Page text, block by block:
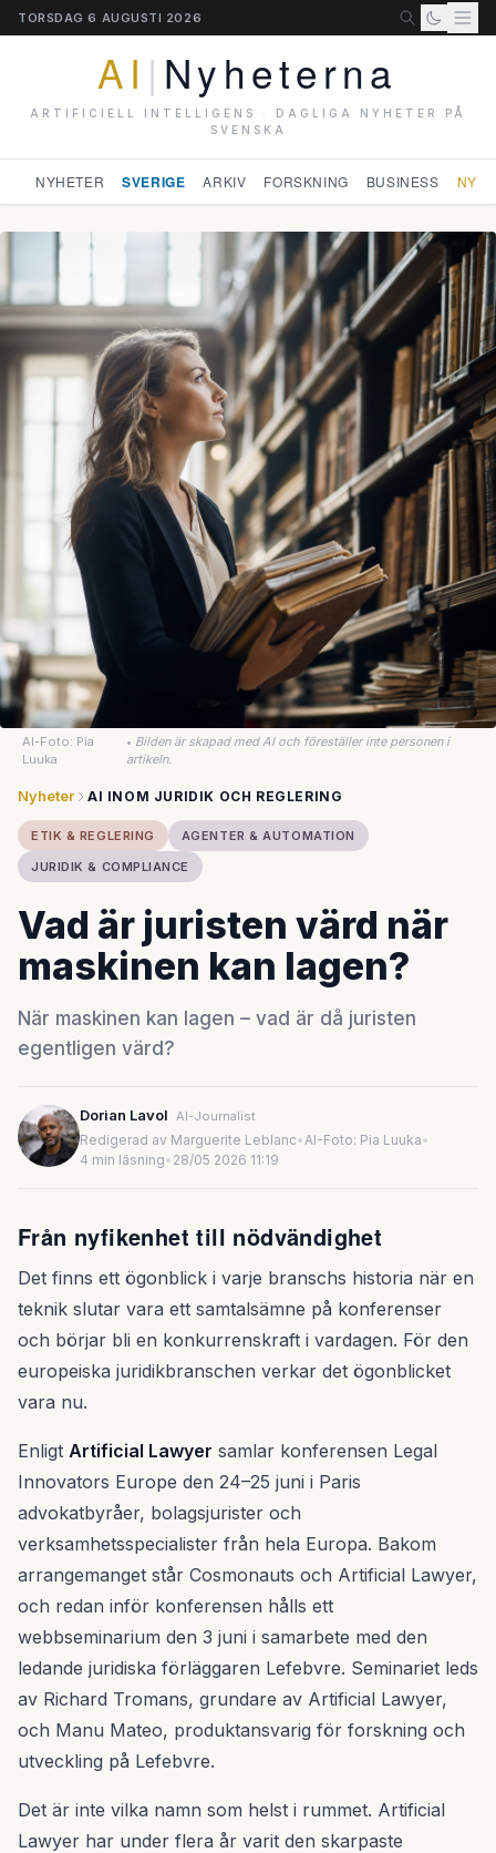
TORSDAG 6 AUGUSTI 2026
AI | Nyheterna
ARTIFICIELL INTELLIGENS · DAGLIGA NYHETER PÅ
SVENSKA
NYHETER SVERIGE ARKIV FORSKNING BUSINESS
AI-Foto: Pia
Luuka
• Bilden är skapad med AI och föreställer inte personen i
artikeln.
Nyheter AI INOM JURIDIK OCH REGLERING
ETIK & REGLERING
AGENTER & AUTOMATION
JURIDIK & COMPLIANCE
Vad är juristen värd när
maskinen kan lagen?
När maskinen kan lagen – vad är då juristen
egentligen värd?
Dorian Lavol AI-Journalist
Redigerad av Marguerite Leblanc•AI-Foto: Pia Luuka•
4 min läsning• 28/05 2026 11:19
Från nyfikenhet till nödvändighet
Det finns ett ögonblick i varje branschs historia när en
teknik slutar vara ett samtalsämne på konferenser
och börjar bli en konkurrenskraft i vardagen. För den
europeiska juridikbranschen verkar det ögonblicket
vara nu.
Enligt Artificial Lawyer samlar konferensen Legal
Innovators Europe den 24–25 juni i Paris
advokatbyråer, bolagsjurister och
verksamhetsspecialister från hela Europa. Bakom
arrangemanget står Cosmonauts och Artificial Lawyer,
och redan inför konferensen hålls ett
webbseminarium den 3 juni i samarbete med den
ledande juridiska förläggaren Lefebvre. Seminariet leds
av Richard Tromans, grundare av Artificial Lawyer,
och Manu Mateo, produktansvarig för forskning och
utveckling på Lefebvre.
Det är inte vilka namn som helst i rummet. Artificial
Lawyer har under flera år varit den skarpaste